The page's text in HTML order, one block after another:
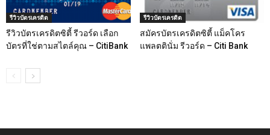
รีวิวบัตรเครดิต
รีวิวบัตรเครดิตซิตี้ รีวอร์ด เลือก
บัตรที่ใช่ตามสไตล์คุณ – CitiBank
รีวิวบัตรเครดิต
สมัครบัตรเครดิตซิตี้ แม็คโคร
แพลตตินั่ม รีวอร์ด – Citi Bank